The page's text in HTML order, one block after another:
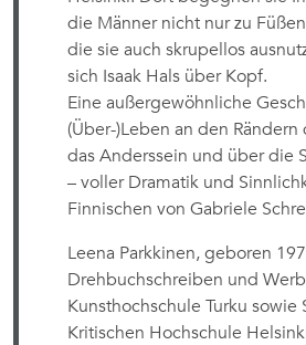
die Männer nicht nur zu
die sie auch skrupellos
sich Isaak Hals über Kopf.
Eine außergewöhnliche
(Über-)Leben an den
das Anderssein und über die
– voller Dramatik und
Finnischen von Gabriele
Leena Parkkinen, geboren
Drehbuchschreiben und
Kunsthochschule Turku sowie
Kritischen Hochschule